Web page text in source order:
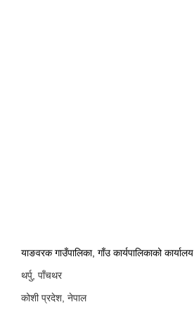
याङवरक गाउँपालिका, गाँउ कार्यपालिकाको कार्यालय
थर्पु, पाँचथर
कोशी प्रदेश, नेपाल